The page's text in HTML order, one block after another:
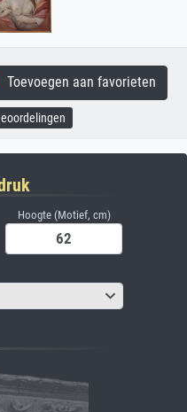
Toevoegen aan favorieten
Hoogte (Motief, cm)